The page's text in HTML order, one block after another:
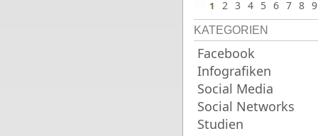
1 2 3 4 5 6 7 8 9
KATEGORIEN
Facebook
Infografiken
Social Media
Social Networks
Studien